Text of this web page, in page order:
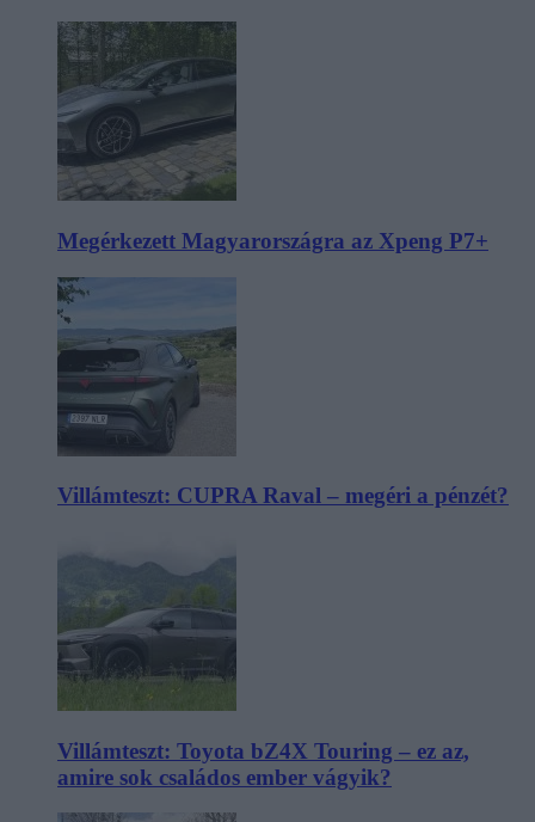
Megérkezett Magyarországra az Xpeng P7+
Villámteszt: CUPRA Raval – megéri a pénzét?
Villámteszt: Toyota bZ4X Touring – ez az,
amire sok családos ember vágyik?